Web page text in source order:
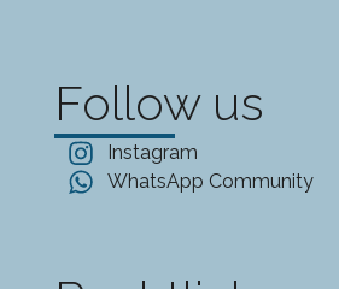
Follow us
Instagram
WhatsApp Community